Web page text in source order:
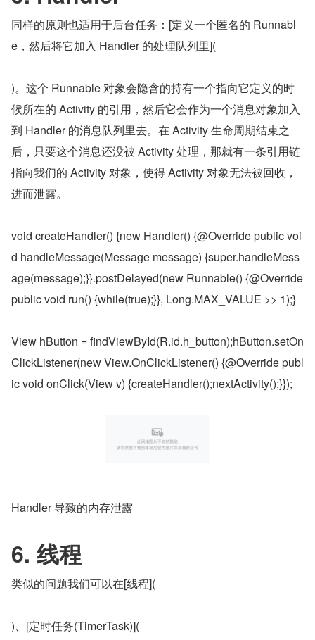
同样的原则也适用于后台任务：[定义一个匿名的 Runnabl
e，然后将它加入 Handler 的处理队列里](
)。这个 Runnable 对象会隐含的持有一个指向它定义的时
候所在的 Activity 的引用，然后它会作为一个消息对象加入
到 Handler 的消息队列里去。在 Activity 生命周期结束之
后，只要这个消息还没被 Activity 处理，那就有一条引用链
指向我们的 Activity 对象，使得 Activity 对象无法被回收，
进而泄露。
void createHandler() {new Handler() {@Override public voi
d handleMessage(Message message) {super.handleMess
age(message);}}.postDelayed(new Runnable() {@Override
public void run() {while(true);}}, Long.MAX_VALUE >> 1);}
View hButton = findViewById(R.id.h_button);hButton.setOn
ClickListener(new View.OnClickListener() {@Override publ
ic void onClick(View v) {createHandler();nextActivity();}});
Handler 导致的内存泄露
6. 线程
类似的问题我们可以在[线程](
)、[定时任务(TimerTask)](